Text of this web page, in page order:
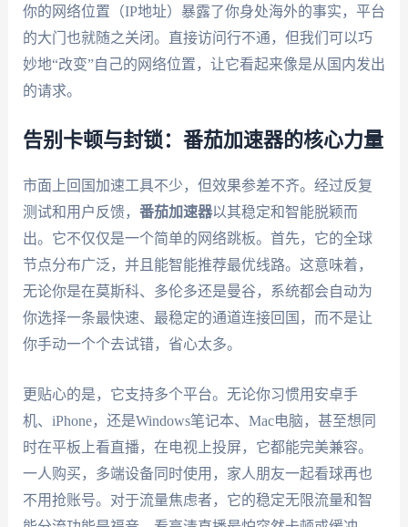
你的网络位置（IP地址）暴露了你身处海外的事实，平台
的大门也就随之关闭。直接访问行不通，但我们可以巧
妙地“改变”自己的网络位置，让它看起来像是从国内发出
的请求。
告别卡顿与封锁：番茄加速器的核心力量
市面上回国加速工具不少，但效果参差不齐。经过反复
测试和用户反馈， 番茄加速器以其稳定和智能脱颖而
出。它不仅仅是一个简单的网络跳板。首先，它的全球
节点分布广泛，并且能智能推荐最优线路。这意味着，
无论你是在莫斯科、多伦多还是曼谷，系统都会自动为
你选择一条最快速、最稳定的通道连接回国，而不是让
你手动一个个去试错，省心太多。
更贴心的是，它支持多个平台。无论你习惯用安卓手
机、iPhone，还是Windows笔记本、Mac电脑，甚至想同
时在平板上看直播，在电视上投屏，它都能完美兼容。
一人购买，多端设备同时使用，家人朋友一起看球再也
不用抢账号。对于流量焦虑者，它的稳定无限流量和智